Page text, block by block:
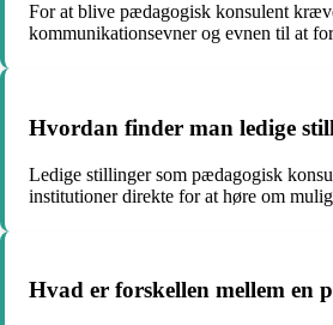
For at blive pædagogisk konsulent
kommunikationsevner og evnen til at
Hvordan finder man ledige
Ledige stillinger som pædagogisk
institutioner direkte for at høre om
Hvad er forskellen mellem en